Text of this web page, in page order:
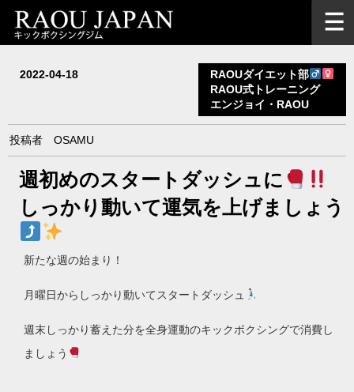
2022-04-18
RAOUダイエット部
RAOU式トレーニング
エンジョイ・RAOU
投稿者 OSAMU
週初めのスタートダッシュに
しっかり動いて運気を上げましょう
新たな週の始まり！
月曜日からしっかり動いてスタートダッシュ
週末しっかり蓄えた分を全身運動のキックボクシングで消費し
ましょう